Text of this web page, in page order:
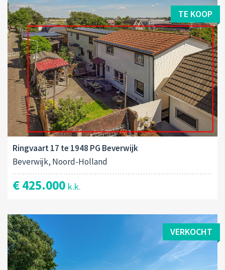
TE KOOP
Ringvaart 17 te 1948 PG Beverwijk
Beverwijk, Noord-Holland
€ 425.000 k.k.
VERKOCHT